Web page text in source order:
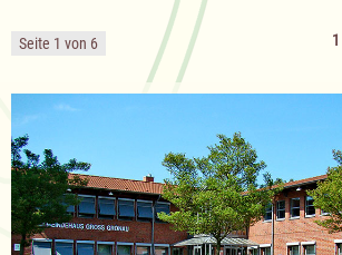
Seite 1 von 6 1